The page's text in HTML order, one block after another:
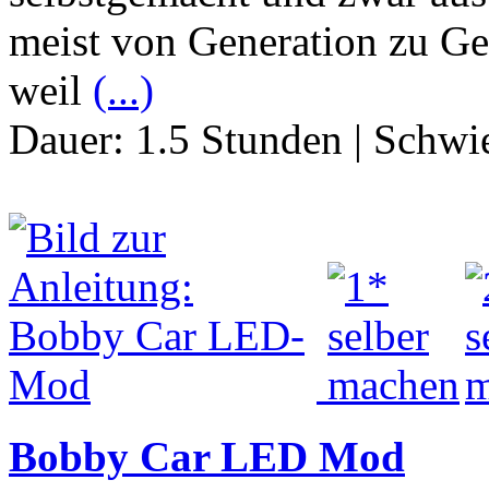
meist von Generation zu
weil (...)
Dauer: 1.5 Stunden |
Bobby Car LED Mod